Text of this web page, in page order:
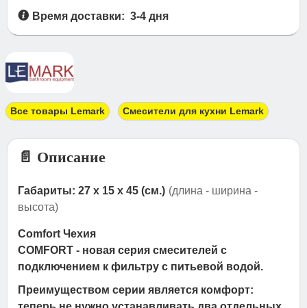
Время доставки: 3-4 дня
Все товары Lemark Смесители для кухни Lemark
📄 Описание
Габариты: 27 x 15 x 45 (см.) (длина - ширина -
высота)
Comfort Чехия
COMFORT - новая серия смесителей с
подключением к фильтру с питьевой водой.
Преимуществом серии является комфорт: